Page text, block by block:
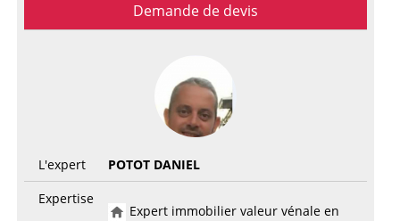
Demande de devis
L'expert
POTOT DANIEL
Expertise
Expert immobilier valeur vénale en